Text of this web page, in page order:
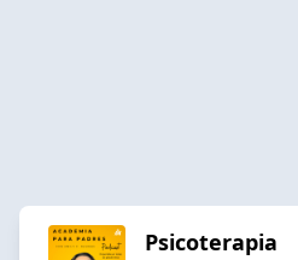
Psicoterapia